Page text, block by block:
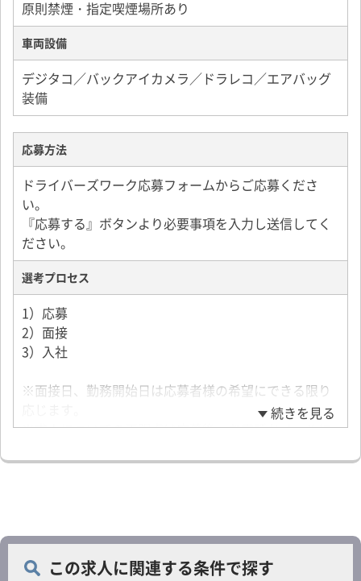
原則禁煙・指定喫煙場所あり
車両設備
デジタコ／バックアイカメラ／ドラレコ／エアバッグ
装備
応募方法
ドライバーズワーク応募フォームからご応募くださ
い。
『応募する』ボタンより必要事項を入力し送信してく
ださい。
選考プロセス
1）応募
2）面接
3）入社
※面接日、勤務開始日は応募者様の希望にできる限り
※求人についての不明点は応募後、お電話かメールに
続きを見る
この求人に関連する条件で探す